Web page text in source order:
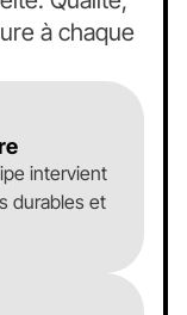
à chaque
intervient
durables et